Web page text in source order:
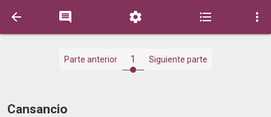
    
Parte anterior 1 Siguiente parte
Cansancio